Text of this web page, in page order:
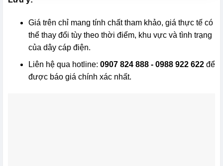
Giá trên chỉ mang tính chất tham khảo, giá thực tế có
thể thay đổi tùy theo thời điểm, khu vực và tình trạng
của dây cáp điện.
Liên hệ qua hotline: 0907 824 888 - 0988 922 622để
được báo giá chính xác nhất.